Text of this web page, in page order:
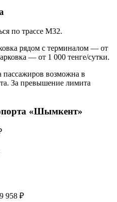
по трассе М32.
рядом с терминалом — от
— от 1 000 тенге/сутки.
пассажиров возможна в
За превышение лимита
«Шымкент»
9 958 ₽